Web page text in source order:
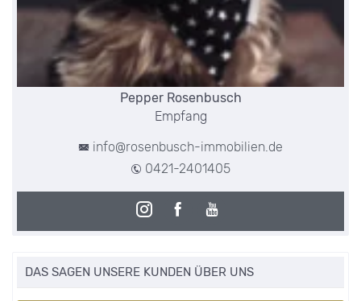
Pepper Rosenbusch
Empfang
info@rosenbusch-immobilien.de
0421-2401405
DAS SAGEN UNSERE KUNDEN ÜBER UNS